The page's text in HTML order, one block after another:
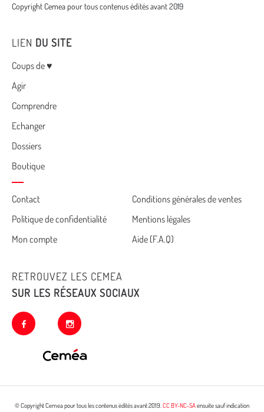
Copyright Cemea pour tous contenus édités avant 2019
LIEN DU SITE
Menu
Coups de ♥
Agir
Comprendre
Echanger
Dossiers
Boutique
Cemea
footer
Contact
Conditions générales de ventes
Politique de confidentialité
Mentions légales
Mon compte
Aide (F.A.Q)
RETROUVEZ LES CEMEA
SUR LES RÉSEAUX SOCIAUX
facebook instagram
© Copyright Cemea pour tous les contenus édités avant 2019. CC BY-NC-SAensuite sauf indication